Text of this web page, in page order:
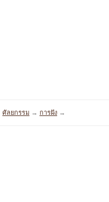
ศัลยกรรม → การฝัง →